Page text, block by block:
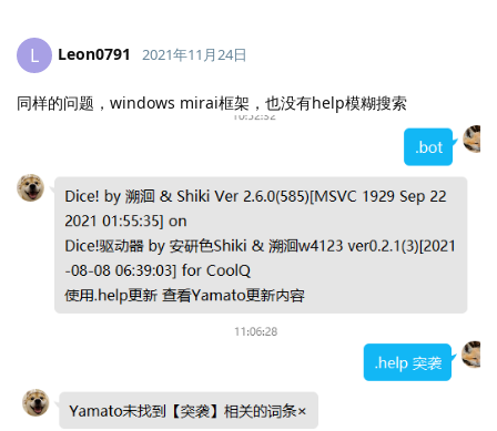
L Leon0791 2021年11月24日
同样的问题，windows mirai框架，也没有help模糊搜索